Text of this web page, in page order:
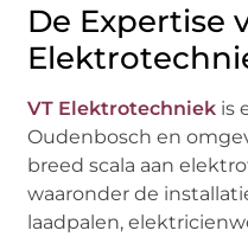
De Expertise
VT Elektrotechniek is
Oudenbosch en
breed scala aan
waaronder de
laadpalen,